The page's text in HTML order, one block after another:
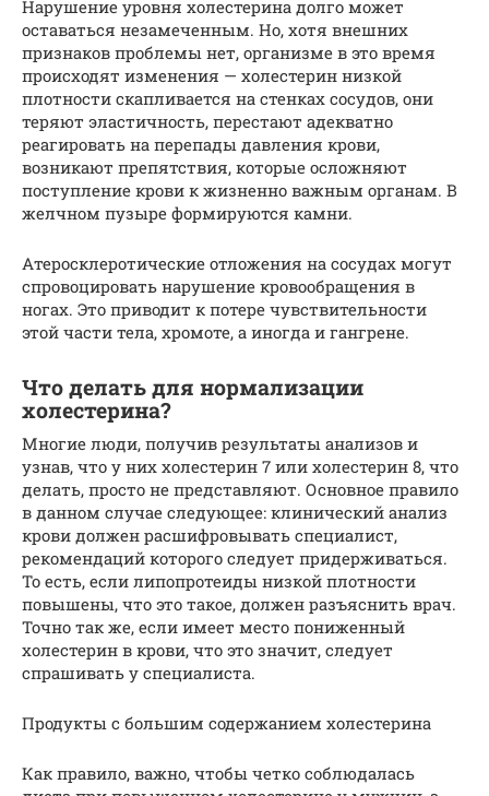
Нарушение уровня холестерина долго может
оставаться незамеченным. Но, хотя внешних
признаков проблемы нет, организме в это время
происходят изменения — холестерин низкой
плотности скапливается на стенках сосудов, они
теряют эластичность, перестают адекватно
реагировать на перепады давления крови,
возникают препятствия, которые осложняют
поступление крови к жизненно важным органам. В
желчном пузыре формируются камни.
Атеросклеротические отложения на сосудах могут
спровоцировать нарушение кровообращения в
ногах. Это приводит к потере чувствительности
этой части тела, хромоте, а иногда и гангрене.
Что делать для нормализации
холестерина?
Многие люди, получив результаты анализов и
узнав, что у них холестерин 7 или холестерин 8, что
делать, просто не представляют. Основное правило
в данном случае следующее: клинический анализ
крови должен расшифровывать специалист,
рекомендаций которого следует придерживаться.
То есть, если липопротеиды низкой плотности
повышены, что это такое, должен разъяснить врач.
Точно так же, если имеет место пониженный
холестерин в крови, что это значит, следует
спрашивать у специалиста.
Продукты с большим содержанием холестерина
Как правило, важно, чтобы четко соблюдалась